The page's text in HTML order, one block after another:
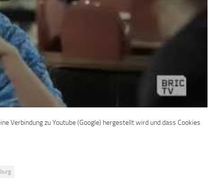
Verbindung zu Youtube (Google) hergestellt wird und dass Cookies